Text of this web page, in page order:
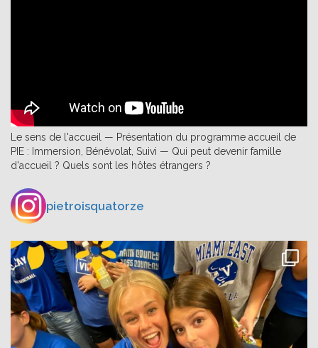
Le sens de l'accueil — Présentation du programme accueil de
PIE : Immersion, Bénévolat, Suivi — Qui peut devenir famille
d'accueil ? Quels sont les hôtes étrangers ?
pietroisquatorze